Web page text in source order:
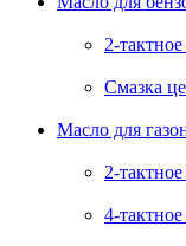
2-
Cмазка
Масло для
2-
4-